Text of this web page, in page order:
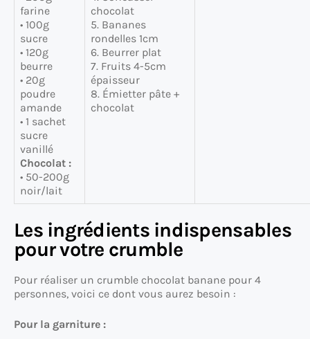
farine
• 100g
sucre
• 120g
beurre
• 20g
poudre
amande
• 1 sachet
sucre
vanillé
Chocolat :
• 50-200g
noir/lait
chocolat
5. Bananes
rondelles 1cm
6. Beurrer plat
7. Fruits 4-5cm
épaisseur
8. Émietter pâte +
chocolat
Les ingrédients indispensables
pour votre crumble
Pour réaliser un crumble chocolat banane pour 4
personnes, voici ce dont vous aurez besoin :
Pour la garniture :